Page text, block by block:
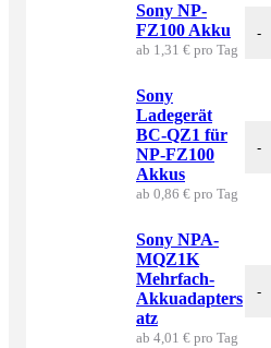
Sony NP-
FZ100 Akku
ab 1,31 € pro Tag
-
Sony
Ladegerät
BC-QZ1 für
NP-FZ100
Akkus
ab 0,86 € pro Tag
-
Sony NPA-
MQZ1K
Mehrfach-
Akkuadapters
atz
ab 4,01 € pro Tag
-